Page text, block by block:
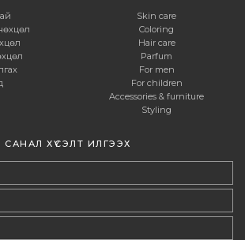
Skin care
Coloring
Hair care
Parfum
For men
For children
Accessories & furniture
Styling
САНАЛ ХҮСЭЛТ ИЛГЭЭХ